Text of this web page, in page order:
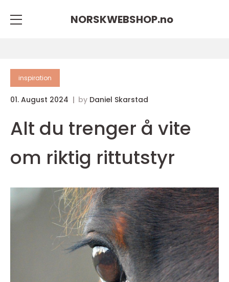
NORSKWEBSHOP.no
inspiration
01. August 2024 by Daniel Skarstad
Alt du trenger å vite
om riktig rittutstyr